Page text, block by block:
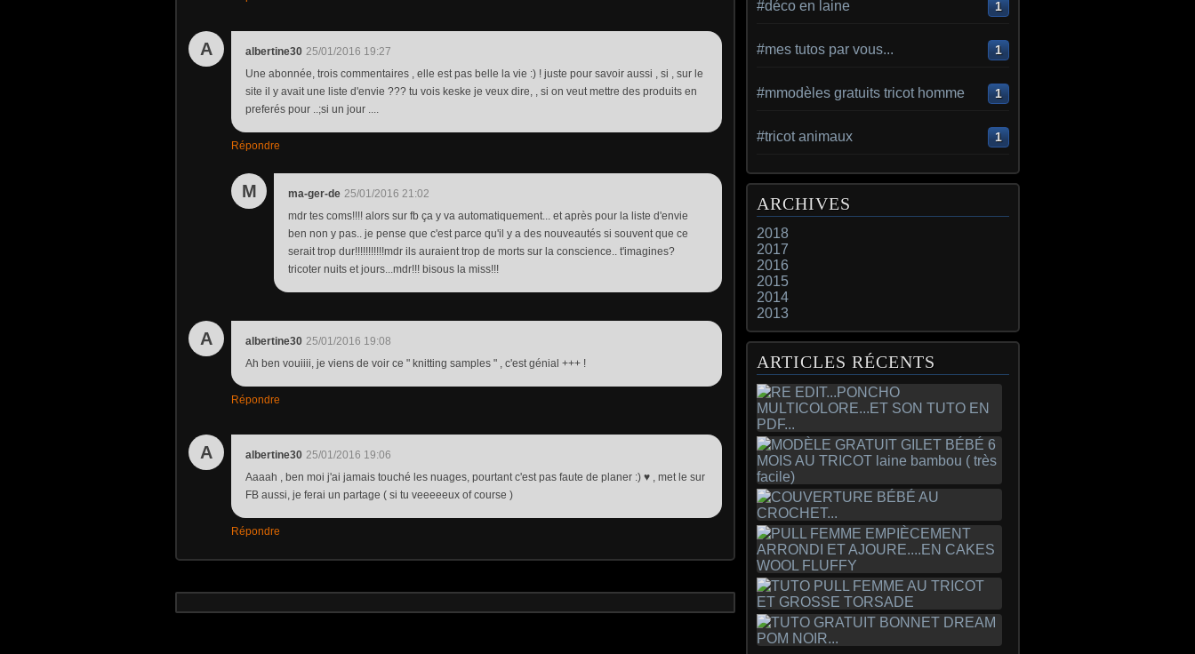
A albertine30 25/01/2016 19:27
Une abonnée, trois commentaires , elle est pas belle la vie :) ! juste pour savoir aussi , si , sur le
site il y avait une liste d'envie ??? tu vois keske je veux dire, , si on veut mettre des produits en
preferés pour ..;si un jour ....
Répondre
M ma-ger-de 25/01/2016 21:02
mdr tes coms!!!! alors sur fb ça y va automatiquement... et après pour la liste d'envie
ben non y pas.. je pense que c'est parce qu'il y a des nouveautés si souvent que ce
serait trop dur!!!!!!!!!!!mdr ils auraient trop de morts sur la conscience.. t'imagines?
tricoter nuits et jours...mdr!!! bisous la miss!!!
A albertine30 25/01/2016 19:08
Ah ben vouiiii, je viens de voir ce " knitting samples " , c'est génial +++ !
Répondre
A albertine30 25/01/2016 19:06
Aaaah , ben moi j'ai jamais touché les nuages, pourtant c'est pas faute de planer :) ♥ , met le sur
FB aussi, je ferai un partage ( si tu veeeeeux of course )
Répondre
#déco en laine 1
#mes tutos par vous... 1
#mmodèles gratuits tricot homme 1
#tricot animaux 1
ARCHIVES
2018
2017
2016
2015
2014
2013
ARTICLES RÉCENTS